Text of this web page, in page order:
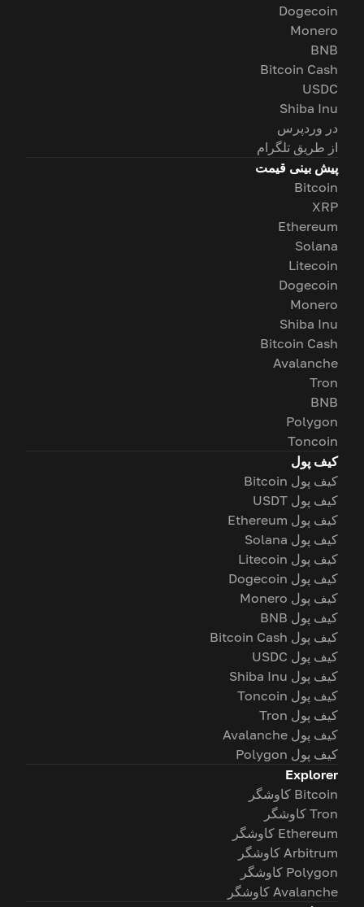
Dogecoin
Monero
BNB
Bitcoin Cash
USDC
Shiba Inu
در وردپرس
از طریق تلگرام
پیش بینی قیمت
Bitcoin
XRP
Ethereum
Solana
Litecoin
Dogecoin
Monero
Shiba Inu
Bitcoin Cash
Avalanche
Tron
BNB
Polygon
Toncoin
کیف پول
کیف پول Bitcoin
کیف پول USDT
کیف پول Ethereum
کیف پول Solana
کیف پول Litecoin
کیف پول Dogecoin
کیف پول Monero
کیف پول BNB
کیف پول Bitcoin Cash
کیف پول USDC
کیف پول Shiba Inu
کیف پول Toncoin
کیف پول Tron
کیف پول Avalanche
کیف پول Polygon
Explorer
Bitcoin کاوشگر
Tron کاوشگر
Ethereum کاوشگر
Arbitrum کاوشگر
Polygon کاوشگر
Avalanche کاوشگر